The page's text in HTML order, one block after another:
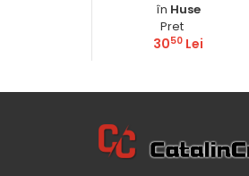
în Huse
Pret
3050 Lei
Comandă